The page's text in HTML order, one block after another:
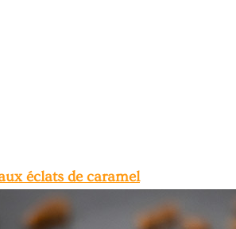
éclats de caramel